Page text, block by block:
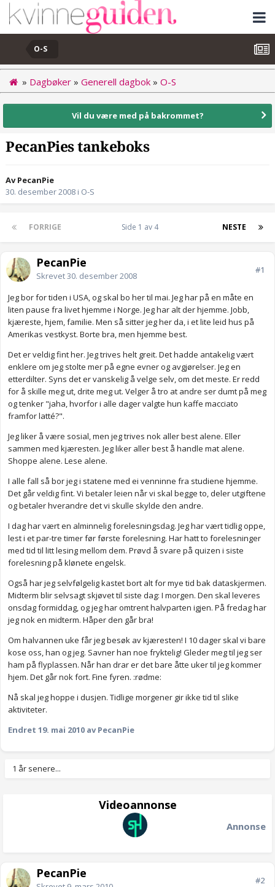
O-S
» Dagbøker » Generell dagbok » O-S
Vil du være med på bakrommet?
PecanPies tankeboks
Av PecanPie
30. desember 2008 i O-S
FORRIGE NESTE
Side 1 av 4
PecanPie
Skrevet30. desember 2008
#1
Jeg bor for tiden i USA, og skal bo her til mai. Jeg har på en måte en
liten pause fra livet hjemme i Norge. Jeg har alt der hjemme. Jobb,
kjæreste, hjem, familie. Men så sitter jeg her da, i et lite leid hus på
Amerikas vestkyst. Borte bra, men hjemme best.
Det er veldig fint her. Jeg trives helt greit. Det hadde antakelig vært
enklere om jeg stolte mer på egne evner og avgjørelser. Jeg en
etterdilter. Syns det er vanskelig å velge selv, om det meste. Er redd
for å skille meg ut, drite meg ut. Velger å tro at andre ser dumt på meg
og tenker "jaha, hvorfor i alle dager valgte hun kaffe macciato
framfor latté?".
Jeg liker å være sosial, men jeg trives nok aller best alene. Eller
sammen med kjæresten. Jeg liker aller best å handle mat alene.
Shoppe alene. Lese alene.
I alle fall så bor jeg i statene med ei venninne fra studiene hjemme.
Det går veldig fint. Vi betaler leien når vi skal begge to, deler utgiftene
og betaler hverandre det vi skulle skylde den andre.
I dag har vært en alminnelig forelesningsdag. Jeg har vært tidlig oppe,
lest i et par-tre timer før første forelesning. Har hatt to forelesninger
med tid til litt lesing mellom dem. Prøvd å svare på quizen i siste
forelesning på klønete engelsk.
Også har jeg selvfølgelig kastet bort alt for mye tid bak dataskjermen.
Midterm blir selvsagt skjøvet til siste dag: I morgen. Den skal leveres
onsdag formiddag, og jeg har omtrent halvparten igjen. På fredag har
jeg nok en midterm. Håper den går bra!
Om halvannen uke får jeg besøk av kjæresten! I 10 dager skal vi bare
kose oss, han og jeg. Savner han noe fryktelig! Gleder meg til jeg ser
ham på flyplassen. Når han drar er det bare åtte uker til jeg kommer
hjem. Det går nok fort. Fine fyren. :rødme:
Nå skal jeg hoppe i dusjen. Tidlige morgener gir ikke tid til slike
aktiviteter.
Endret 19. mai 2010 av PecanPie
1 år senere...
Videoannonse
Annonse
PecanPie #2